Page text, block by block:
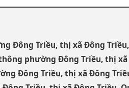
Đông Triều, thị xã Đông
phường Đông Triều, thị
Đông Triều, thị xã Đông